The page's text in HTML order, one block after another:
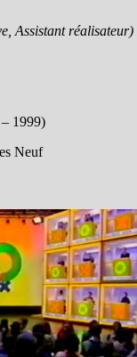
Assistant réalisateur)
1999)
Neuf